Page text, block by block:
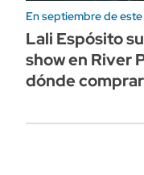
En septiembre de este
Lali Espósito
show en River
dónde